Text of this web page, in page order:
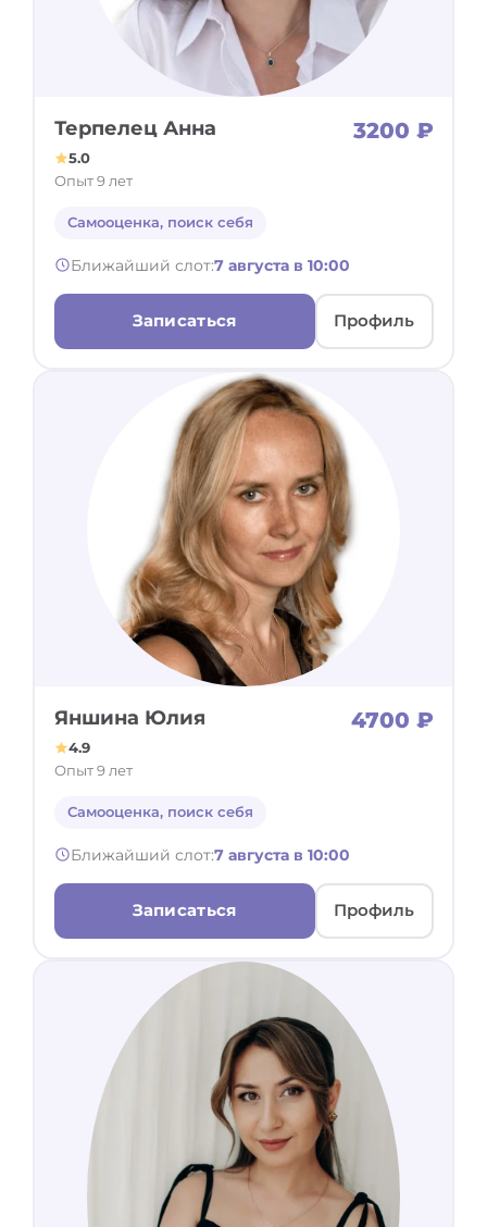
Терпелец Анна 3200 ₽
5.0
Опыт 9 лет
Самооценка, поиск себя
Ближайший слот:7 августа в 10:00
Записаться Профиль
Яншина Юлия 4700 ₽
4.9
Опыт 9 лет
Самооценка, поиск себя
Ближайший слот:7 августа в 10:00
Записаться Профиль